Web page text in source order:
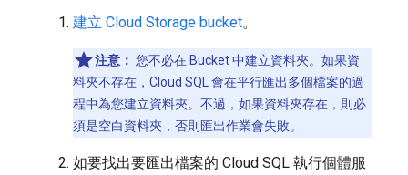
建立 Cloud Storage bucket。
注意： 您不必在 Bucket 中建立資料夾。如果資
料夾不存在，Cloud SQL 會在平行匯出多個檔案的過
程中為您建立資料夾。不過，如果資料夾存在，則必
須是空白資料夾，否則匯出作業會失敗。
如要找出要匯出檔案的 Cloud SQL 執行個體服